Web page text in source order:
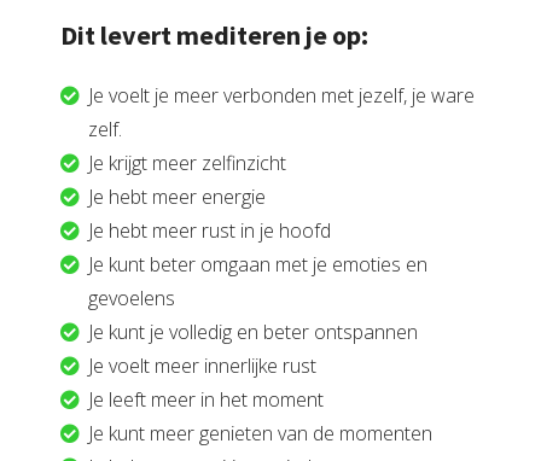
Dit levert mediteren je op:
Je voelt je meer verbonden met jezelf, je ware
zelf.
Je krijgt meer zelfinzicht
Je hebt meer energie
Je hebt meer rust in je hoofd
Je kunt beter omgaan met je emoties en
gevoelens
Je kunt je volledig en beter ontspannen
Je voelt meer innerlijke rust
Je leeft meer in het moment
Je kunt meer genieten van de momenten